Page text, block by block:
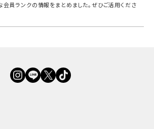
会員ランクの情報をまとめました。ぜひご活用くださ